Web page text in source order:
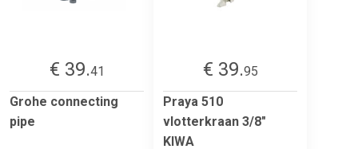
€ 39.41
Grohe connecting
pipe
€ 39.95
Praya 510
vlotterkraan 3/8"
KIWA